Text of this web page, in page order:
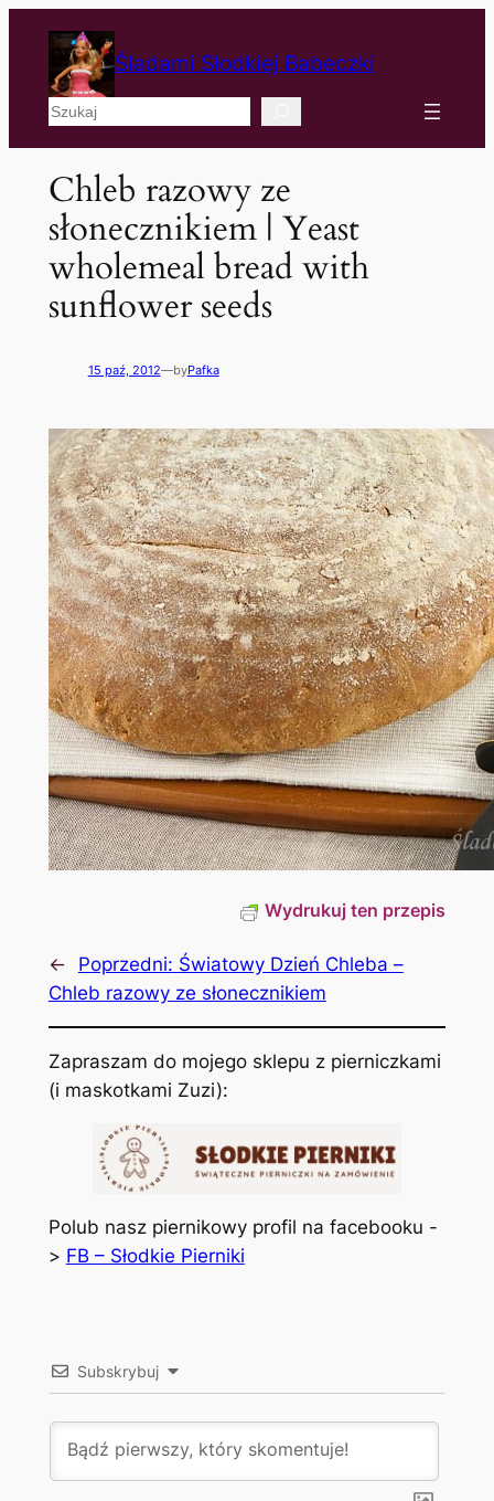
Śladami Słodkiej Babeczki
Szukaj
Chleb razowy ze
słonecznikiem | Yeast
wholemeal bread with
sunflower seeds
15 paź, 2012—byPafka
Wydrukuj ten przepis
← Poprzedni: Światowy Dzień Chleba –
Chleb razowy ze słonecznikiem
Zapraszam do mojego sklepu z pierniczkami
(i maskotkami Zuzi):
Polub nasz piernikowy profil na facebooku -
> FB – Słodkie Pierniki
Subskrybuj